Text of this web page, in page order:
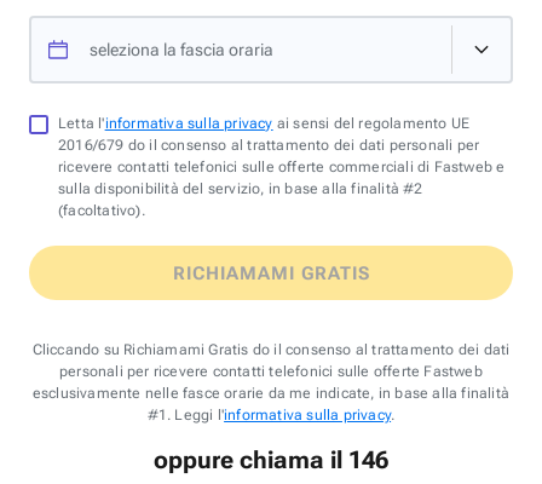
seleziona la fascia oraria
Letta l'informativa sulla privacy ai sensi del regolamento UE
2016/679 do il consenso al trattamento dei dati personali per
ricevere contatti telefonici sulle offerte commerciali di Fastweb e
sulla disponibilità del servizio, in base alla finalità #2
(facoltativo).
RICHIAMAMI GRATIS
Cliccando su Richiamami Gratis do il consenso al trattamento dei dati
personali per ricevere contatti telefonici sulle offerte Fastweb
esclusivamente nelle fasce orarie da me indicate, in base alla finalità
#1. Leggi l'informativa sulla privacy.
oppure chiama il 146